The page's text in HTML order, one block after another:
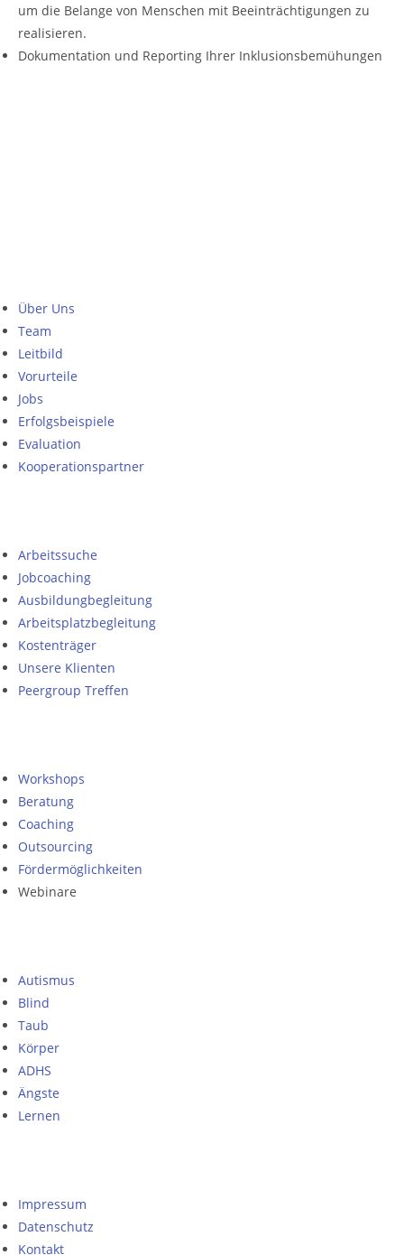
um die Belange von Menschen mit Beeinträchtigungen zu
realisieren.
Dokumentation und Reporting Ihrer Inklusionsbemühungen
Über Uns
Team
Leitbild
Vorurteile
Jobs
Erfolgsbeispiele
Evaluation
Kooperationspartner
Arbeitssuche
Jobcoaching
Ausbildungbegleitung
Arbeitsplatzbegleitung
Kostenträger
Unsere Klienten
Peergroup Treffen
Workshops
Beratung
Coaching
Outsourcing
Fördermöglichkeiten
Webinare
Autismus
Blind
Taub
Körper
ADHS
Ängste
Lernen
Impressum
Datenschutz
Kontakt